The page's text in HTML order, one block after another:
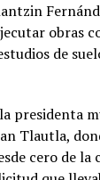
obras
de
presidenta
Tlautla,
cero de la